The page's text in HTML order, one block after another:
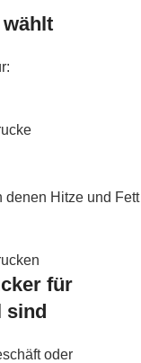
denen Hitze und Fett
für
sind
oder